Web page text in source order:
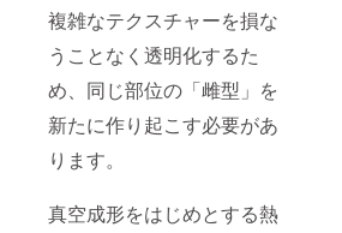
複雑なテクスチャーを損な
うことなく透明化するた
め、同じ部位の「雌型」を
新たに作り起こす必要があ
ります。
真空成形をはじめとする熱